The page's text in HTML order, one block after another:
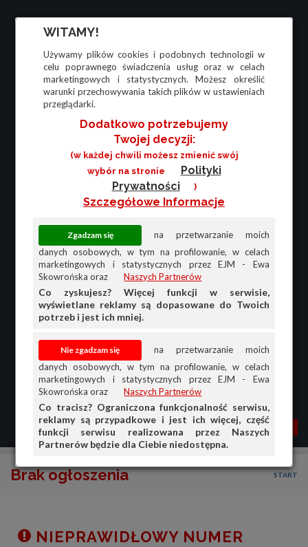
WITAMY!
Używamy plików cookies i podobnych technologii w
celu poprawnego świadczenia usług oraz w celach
marketingowych i statystycznych. Możesz określić
warunki przechowywania takich plików w ustawieniach
przeglądarki.
Dodatkowo potrzebujemy
Twojej decyzji:
(w każdej chwili możesz zmienić swój
wybór na stronie
Polityki
Prywatności
)
Szczegółowe Informacje
na przetwarzanie moich
danych osobowych, w tym na profilowanie, w celach
marketingowych i statystycznych przez EJM - Ewa
Skowrońska oraz
Naszych Partnerów
Co zyskujesz? Więcej funkcji w serwisie,
wyświetlane reklamy są dopasowane do Twoich
potrzeb i jest ich mniej.
na przetwarzanie moich
danych osobowych, w tym na profilowanie, w celach
marketingowych i statystycznych przez EJM - Ewa
Skowrońska oraz
Naszych Partnerów
Co tracisz? Ograniczona funkcjonalność serwisu,
reklamy są przypadkowe i jest ich więcej, część
funkcji serwisu realizowana przez Naszych
Partnerów będzie dla Ciebie niedostępna.
MENU MOJA AG
Brak ogłoszenia START
NIEPRAWIDŁOWY NUMER